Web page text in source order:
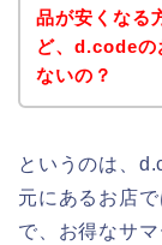
品が安くなる
ど、d.codeの
ないの？
というのは、
元にあるお店
で、お得なサ